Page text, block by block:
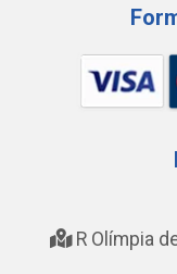
R Olímpia